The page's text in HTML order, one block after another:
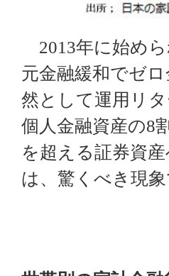
2013年に始め
元金融緩和でゼ
然として運用リ
個人金融資産の8
を超える証券資
は、驚くべき現